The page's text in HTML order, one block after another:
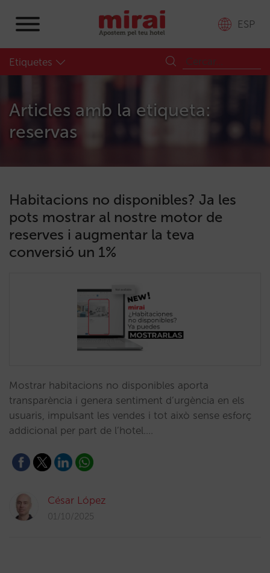
ESP
Etiquetes
Articles amb la etiqueta:
reservas
Habitacions no disponibles? Ja les
pots mostrar al nostre motor de
reserves i augmentar la teva
conversió un 1%
Mostrar habitacions no disponibles aporta
transparència i genera sentiment d’urgència en els
usuaris, impulsant les vendes i tot això sense esforç
addicional per part de l’hotel.…
César López
01/10/2025